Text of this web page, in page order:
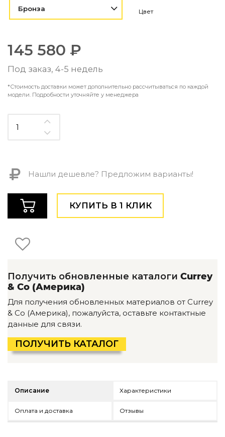
Контемпорари
Производство архитектурного и декоративного
По типу
Стулья
Мягкая мебель
Полки и стеллажи
Производство мебели на заказ Romatti
Шкафы и гардеробные на заказ
Мебель для ванной
Офисная мебель
Уличная и садовая мебель
ROOM — Modern
INTERRA — Soft Modern
ARTOPIA — Mid-Century
DAYZ — Ethno
Все коллекции мебели
Подбор, производство и комплектация по вашему
По типу
Предметы интерьера
Цвет
Бронза
145 580 ₽
Под заказ, 4-5 недель
*Стоимость доставки может дополнительно рассчитываться по каждой
модели. Подробности уточняйте у менеджера
Нашли дешевле? Предложим варианты!
КУПИТЬ В 1 КЛИК
Получить обновленные каталоги Currey
& Co (Америка)
Для получения обновленных материалов от Currey
& Co (Америка), пожалуйста, оставьте контактные
данные для связи.
ПОЛУЧИТЬ КАТАЛОГ
Описание Характеристики
Оплата и доставка Отзывы